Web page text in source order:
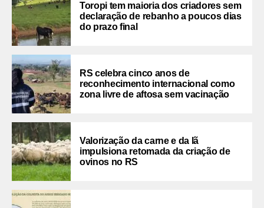
Toropi tem maioria dos criadores sem
declaração de rebanho a poucos dias
do prazo final
RS celebra cinco anos de
reconhecimento internacional como
zona livre de aftosa sem vacinação
Valorização da carne e da lã
impulsiona retomada da criação de
ovinos no RS